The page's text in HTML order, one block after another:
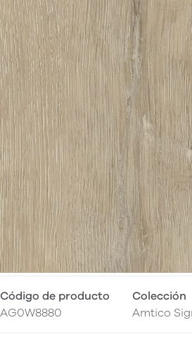
Código de producto
AG0W8880
Colección
Amtico